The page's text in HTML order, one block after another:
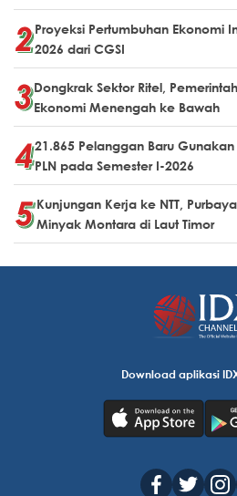
Proyeksi Pertumbuhan Ekonomi
2026 dari CGSI
Dongkrak Sektor Ritel,
Ekonomi Menengah ke Bawah
21.865 Pelanggan Baru
PLN pada Semester I-2026
Kunjungan Kerja ke NTT,
Minyak Montara di Laut Timor
Download aplikasi